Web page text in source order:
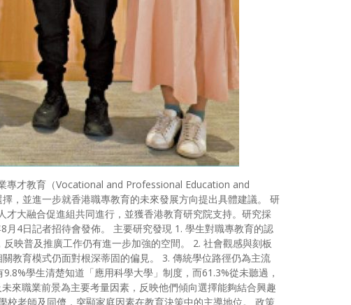
專才教育（Vocational and Professional Education and
，並進一步就香港職專教育的未來發展方向提出具體建議。 研
大融合促進組共同進行，並獲香港教育研究院支持。研究採
4日記者招待會發佈。 主要研究發現 1. 學生對職專教育的認
映普及推廣工作仍有進一步加強的空間。 2. 社會觀感與刻板
教育模式仍面對根深蒂固的偏見。 3. 傳統學位路徑仍為主流
學生清楚知道「應用科學大學」制度，而61.3%從未聽過，
來職業前景為主要考量因素，反映他們傾向選擇能夠結合興趣
老師及同儕，突顯家庭因素在教育決策中的主導地位。 政策